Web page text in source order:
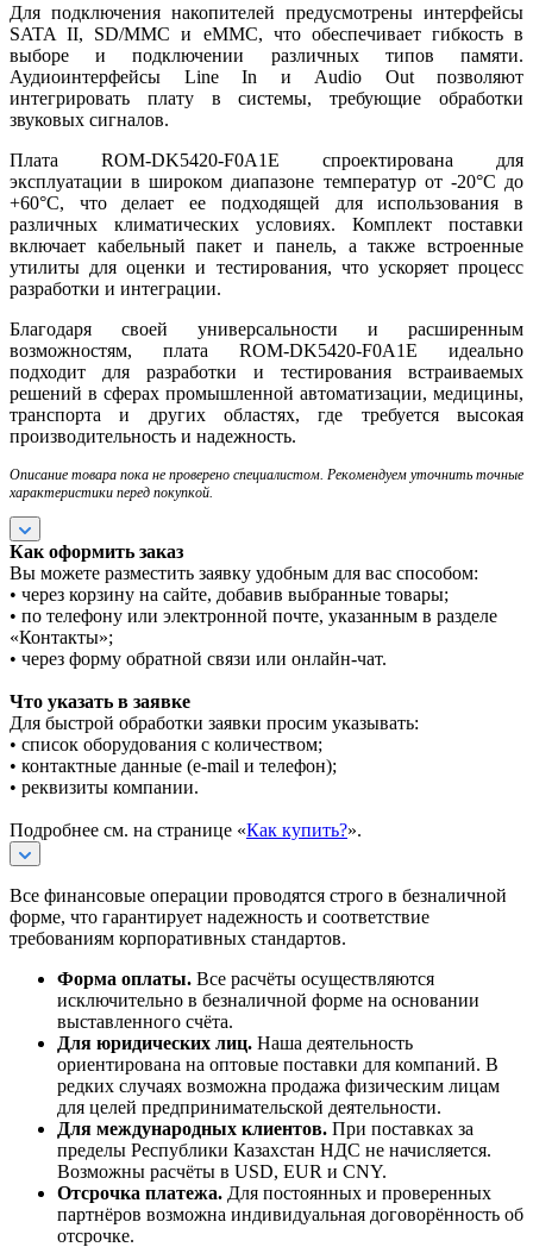
Для подключения накопителей предусмотрены интерфейсы
SATA II, SD/MMC и eMMC, что обеспечивает гибкость в
выборе и подключении различных типов памяти.
Аудиоинтерфейсы Line In и Audio Out позволяют
интегрировать плату в системы, требующие обработки
звуковых сигналов.
Плата ROM-DK5420-F0A1E спроектирована для
эксплуатации в широком диапазоне температур от -20°C до
+60°C, что делает ее подходящей для использования в
различных климатических условиях. Комплект поставки
включает кабельный пакет и панель, а также встроенные
утилиты для оценки и тестирования, что ускоряет процесс
разработки и интеграции.
Благодаря своей универсальности и расширенным
возможностям, плата ROM-DK5420-F0A1E идеально
подходит для разработки и тестирования встраиваемых
решений в сферах промышленной автоматизации, медицины,
транспорта и других областях, где требуется высокая
производительность и надежность.
Описание товара пока не проверено специалистом. Рекомендуем уточнить точные
характеристики перед покупкой.
Как оформить заказ
Вы можете разместить заявку удобным для вас способом:
• через корзину на сайте, добавив выбранные товары;
• по телефону или электронной почте, указанным в разделе
«Контакты»;
• через форму обратной связи или онлайн-чат.
Что указать в заявке
Для быстрой обработки заявки просим указывать:
• список оборудования с количеством;
• контактные данные (e-mail и телефон);
• реквизиты компании.
Подробнее см. на странице «Как купить?».
Все финансовые операции проводятся строго в безналичной
форме, что гарантирует надежность и соответствие
требованиям корпоративных стандартов.
Форма оплаты. Все расчёты осуществляются
исключительно в безналичной форме на основании
выставленного счёта.
Для юридических лиц. Наша деятельность
ориентирована на оптовые поставки для компаний. В
редких случаях возможна продажа физическим лицам
для целей предпринимательской деятельности.
Для международных клиентов. При поставках за
пределы Республики Казахстан НДС не начисляется.
Возможны расчёты в USD, EUR и CNY.
Отсрочка платежа. Для постоянных и проверенных
партнёров возможна индивидуальная договорённость об
отсрочке.